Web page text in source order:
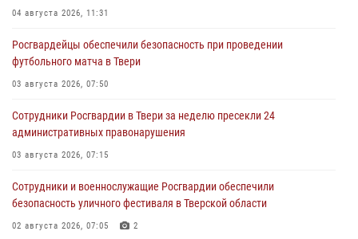
04 августа 2026, 11:31
Росгвардейцы обеспечили безопасность при проведении
футбольного матча в Твери
03 августа 2026, 07:50
Сотрудники Росгвардии в Твери за неделю пресекли 24
административных правонарушения
03 августа 2026, 07:15
Сотрудники и военнослужащие Росгвардии обеспечили
безопасность уличного фестиваля в Тверской области
02 августа 2026, 07:05 2